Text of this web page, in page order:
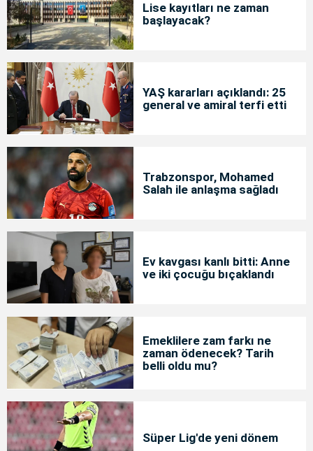
Lise kayıtları ne zaman
başlayacak?
YAŞ kararları açıklandı: 25
general ve amiral terfi etti
Trabzonspor, Mohamed
Salah ile anlaşma sağladı
Ev kavgası kanlı bitti: Anne
ve iki çocuğu bıçaklandı
Emeklilere zam farkı ne
zaman ödenecek? Tarih
belli oldu mu?
Süper Lig'de yeni dönem